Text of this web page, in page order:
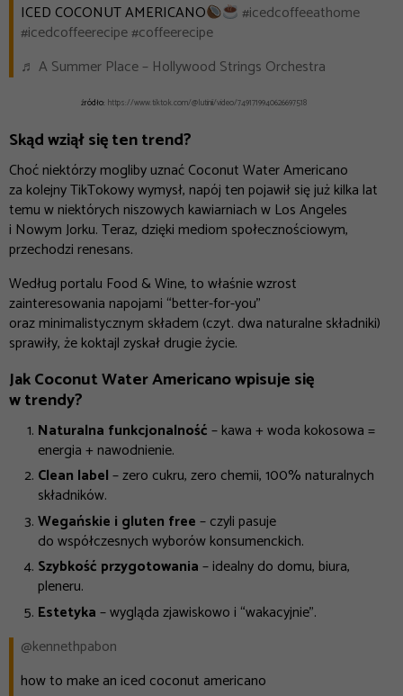
ICED COCONUT AMERICANO
#icedcoffeeathome
#icedcoffeerecipe#coffeerecipe
♬ A Summer Place – Hollywood Strings Orchestra
źródło: https://www.tiktok.com/@lutinii/video/7491719940626697518
Skąd wziął się ten trend?
Choć niektórzy mogliby uznać Coconut Water Americano
za kolejny TikTokowy wymysł, napój ten pojawił się już kilka lat
temu w niektórych niszowych kawiarniach w Los Angeles
i Nowym Jorku. Teraz, dzięki mediom społecznościowym,
przechodzi renesans.
Według portalu Food & Wine, to właśnie wzrost
zainteresowania napojami “better-for-you”
oraz minimalistycznym składem (czyt. dwa naturalne składniki)
sprawiły, że koktajl zyskał drugie życie.
Jak Coconut Water Americano wpisuje się
w trendy?
Naturalna funkcjonalność– kawa + woda kokosowa =
energia + nawodnienie.
Clean label– zero cukru, zero chemii, 100% naturalnych
składników.
Wegańskie i gluten free– czyli pasuje
do współczesnych wyborów konsumenckich.
Szybkość przygotowania– idealny do domu, biura,
pleneru.
Estetyka– wygląda zjawiskowo i “wakacyjnie”.
@kennethpabon
how to make an iced coconut americano